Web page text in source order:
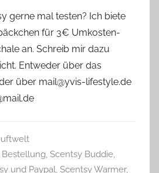
gerne mal testen? Ich biete
für 3€ Umkosten-
an. Schreib mir dazu
Entweder über das
über mail@yvis-lifestyle.de
, Scentsy Buddie,
und Paypal, Scentsy Warmer,